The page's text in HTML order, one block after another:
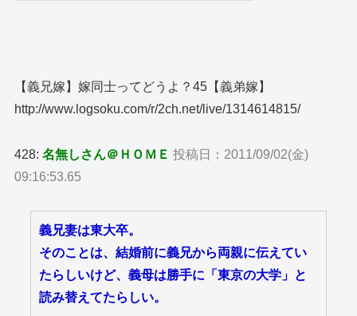
【義兄嫁】嫁同士ってどうよ？45【義弟嫁】
http://www.logsoku.com/r/2ch.net/live/1314614815/
428:名無しさん＠ＨＯＭＥ 投稿日：2011/09/02(金)
09:16:53.65
義兄妻は東大卒。
そのことは、結婚前に義兄から両親に伝えてい
たらしいけど、義母は勝手に「東京の大学」と
読み替えてたらしい。